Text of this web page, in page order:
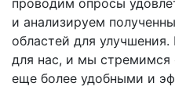
проводим опросы
и анализируем
областей для
для нас, и мы стремимся
еще более удобными и